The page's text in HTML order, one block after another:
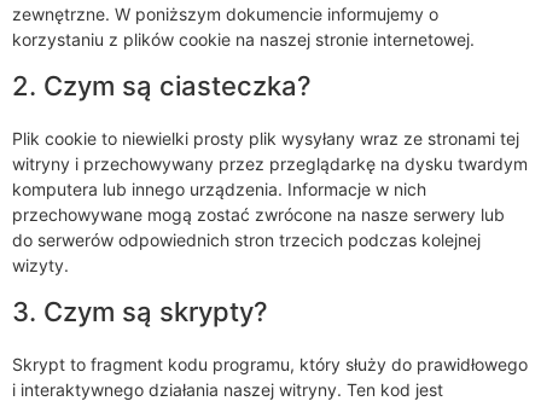
zewnętrzne. W poniższym dokumencie informujemy o
korzystaniu z plików cookie na naszej stronie internetowej.
2. Czym są ciasteczka?
Plik cookie to niewielki prosty plik wysyłany wraz ze stronami tej
witryny i przechowywany przez przeglądarkę na dysku twardym
komputera lub innego urządzenia. Informacje w nich
przechowywane mogą zostać zwrócone na nasze serwery lub
do serwerów odpowiednich stron trzecich podczas kolejnej
wizyty.
3. Czym są skrypty?
Skrypt to fragment kodu programu, który służy do prawidłowego
i interaktywnego działania naszej witryny. Ten kod jest